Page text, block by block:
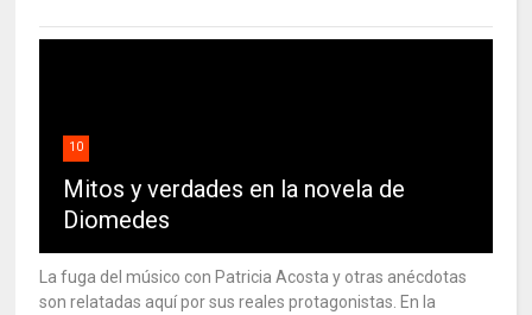
10
Mitos y verdades en la novela de
Diomedes
La fuga del músico con Patricia Acosta y otras anécdotas
son relatadas aquí por sus reales protagonistas. En la